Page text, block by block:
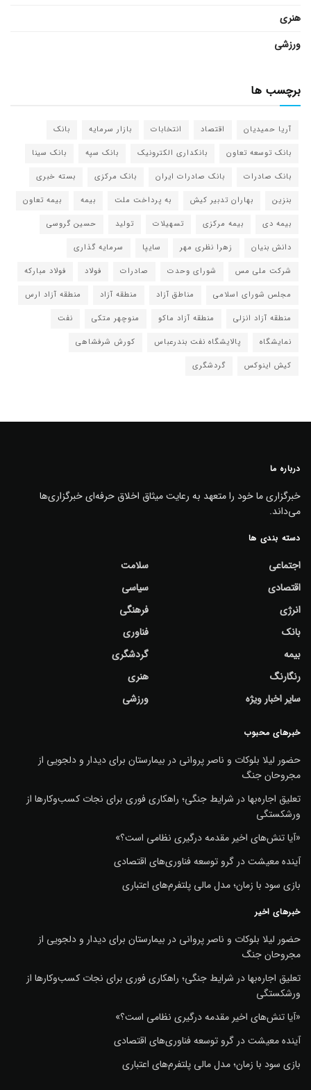
هنری
ورزشی
برچسب ها
آریا حمیدیان اقتصاد انتخابات بازار سرمایه
بانک
بانک توسعه تعاون
بانکداری الکترونیک بانک سپه
بانک سینا
بانک صادرات
بانک صادرات ایران بانک مرکزی
بسته خبری
بنزین
بهاران تدبیر کیش به پرداخت ملت بیمه
بیمه تعاون
بیمه دی
بیمه مرکزی تسهیلات تولید
حسین گروسی
دانش بنیان
زهرا نظری مهر سایپا
سرمایه گذاری
شرکت ملی مس
شورای وحدت صادرات فولاد
فولاد مبارکه
مجلس شورای اسلامی
مناطق آزاد منطقه آزاد
منطقه آزاد ارس
منطقه آزاد انزلی
منطقه آزاد ماکو منوچهر متکی
نفت
نمایشگاه
پالایشگاه نفت بندرعباس
کورش شرفشاهی
کیش اینوکس
گردشگری
درباره ما
خبرگزاری ما خود را متعهد به رعایت میثاق اخلاق حرفه‌ای خبرگزاری‌ها
می‌داند.
دسته بندی ها
اجتماعی
اقتصادی
انرژی
بانک
بیمه
رنگارنگ
سایر اخبار ویژه
سلامت
سیاسی
فرهنگی
فناوری
گردشگری
هنری
ورزشی
خبرهای محبوب
حضور لیلا بلوکات و ناصر پروانی در بیمارستان برای دیدار و دلجویی از
مجروحان جنگ
تعلیق اجاره‌بها در شرایط جنگی؛ راهکاری فوری برای نجات کسب‌وکارها از
ورشکستگی
«آیا تنش‌های اخیر مقدمه درگیری نظامی است؟»
آینده معیشت در گرو توسعه فناوری‌های اقتصادی
بازی سود با زمان؛ مدل مالی پلتفرم‌های اعتباری
خبرهای اخیر
حضور لیلا بلوکات و ناصر پروانی در بیمارستان برای دیدار و دلجویی از
مجروحان جنگ
تعلیق اجاره‌بها در شرایط جنگی؛ راهکاری فوری برای نجات کسب‌وکارها از
ورشکستگی
«آیا تنش‌های اخیر مقدمه درگیری نظامی است؟»
آینده معیشت در گرو توسعه فناوری‌های اقتصادی
بازی سود با زمان؛ مدل مالی پلتفرم‌های اعتباری